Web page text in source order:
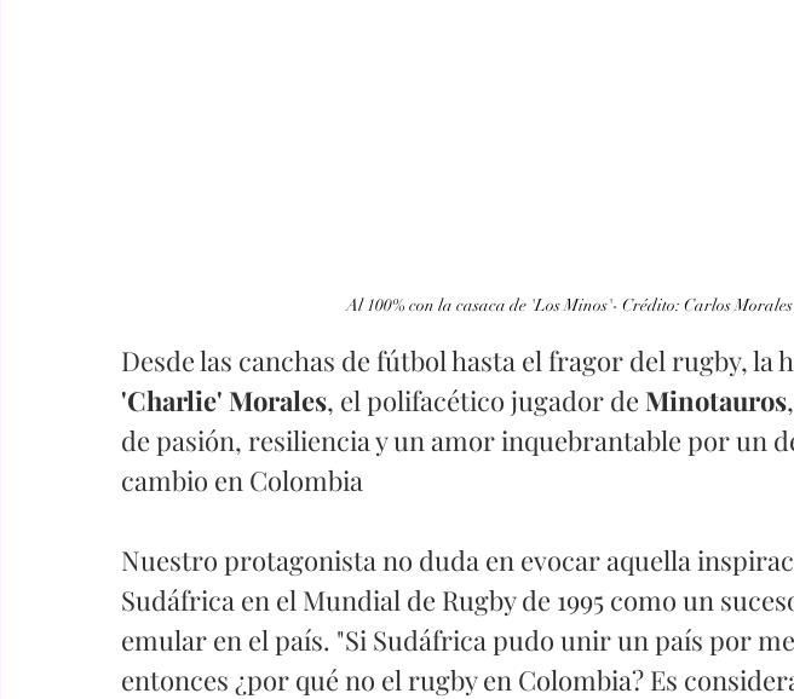
Al 100% con la casaca de 'Los Minos'- Crédito: Carlos Morales
Desde las canchas de fútbol hasta el fragor del rugby, la
'Charlie' Morales, el polifacético jugador de Minotauros
de pasión, resiliencia y un amor inquebrantable por un
cambio en Colombia
Nuestro protagonista no duda en evocar aquella
Sudáfrica en el Mundial de Rugby de 1995 como un
emular en el país. "Si Sudáfrica pudo unir un país por
entonces ¿por qué no el rugby en Colombia? Es